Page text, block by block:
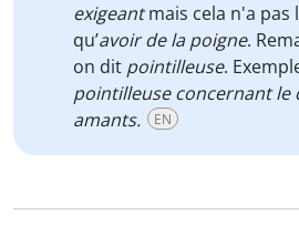
exigeantmais cela n'a pas
qu’avoir de la poigne.
on dit pointilleuse.
pointilleuse concernant le
amants.
EN